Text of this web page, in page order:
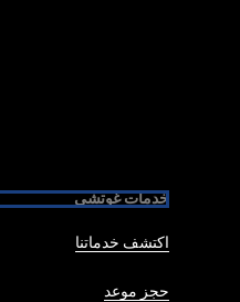
خدمات غوتشي
اكتشف خدماتنا
حجز موعد